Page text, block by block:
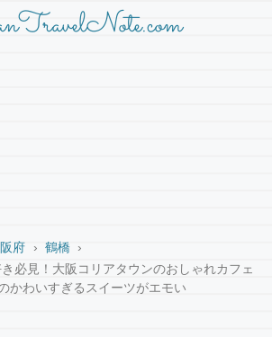
府
鶴橋
必見！大阪コリアタウンのおしゃれカフェ
かわいすぎるスイーツがエモい